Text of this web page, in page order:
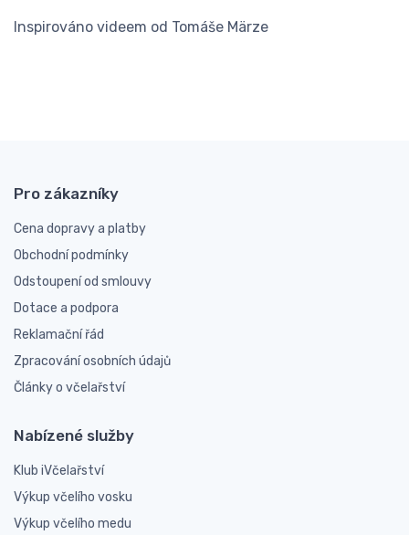
Inspirováno videem od Tomáše Märze
Pro zákazníky
Cena dopravy a platby
Obchodní podmínky
Odstoupení od smlouvy
Dotace a podpora
Reklamační řád
Zpracování osobních údajů
Články o včelařství
Nabízené služby
Klub iVčelařství
Výkup včelího vosku
Výkup včelího medu